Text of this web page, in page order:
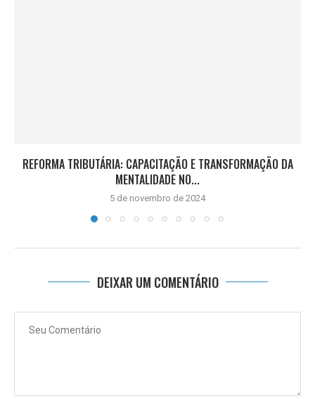
REFORMA TRIBUTÁRIA: CAPACITAÇÃO E TRANSFORMAÇÃO DA
MENTALIDADE NO...
5 de novembro de 2024
DEIXAR UM COMENTÁRIO